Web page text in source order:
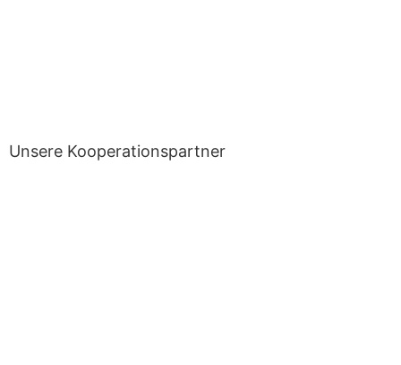
Unsere Kooperationspartner